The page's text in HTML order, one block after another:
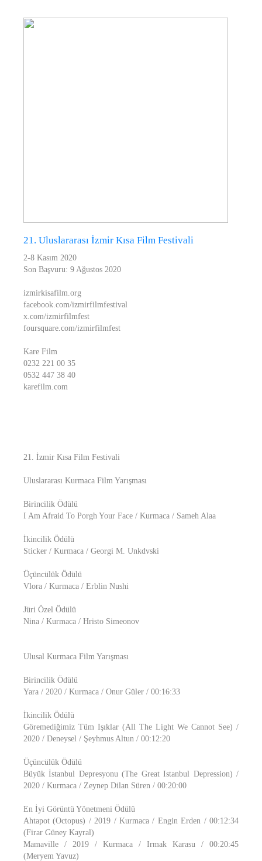
21. Uluslararası İzmir Kısa Film Festivali
2-8 Kasım 2020
Son Başvuru: 9 Ağustos 2020
izmirkisafilm.org
facebook.com/izmirfilmfestival
x.com/izmirfilmfest
foursquare.com/izmirfilmfest
Kare Film
0232 221 00 35
0532 447 38 40
karefilm.com
21. İzmir Kısa Film Festivali
Uluslararası Kurmaca Film Yarışması
Birincilik Ödülü
I Am Afraid To Porgh Your Face / Kurmaca / Sameh Alaa
İkincilik Ödülü
Sticker / Kurmaca / Georgi M. Unkdvski
Üçüncülük Ödülü
Vlora / Kurmaca / Erblin Nushi
Jüri Özel Ödülü
Nina / Kurmaca / Hristo Simeonov
Ulusal Kurmaca Film Yarışması
Birincilik Ödülü
Yara / 2020 / Kurmaca / Onur Güler / 00:16:33
İkincilik Ödülü
Göremediğimiz Tüm Işıklar (All The Light We Cannot See) /
2020 / Deneysel / Şeyhmus Altun / 00:12:20
Üçüncülük Ödülü
Büyük İstanbul Depresyonu (The Great Istanbul Depression) /
2020 / Kurmaca / Zeynep Dilan Süren / 00:20:00
En İyi Görüntü Yönetmeni Ödülü
Ahtapot (Octopus) / 2019 / Kurmaca / Engin Erden / 00:12:34
(Firar Güney Kayral)
Mamaville / 2019 / Kurmaca / Irmak Karasu / 00:20:45
(Meryem Yavuz)